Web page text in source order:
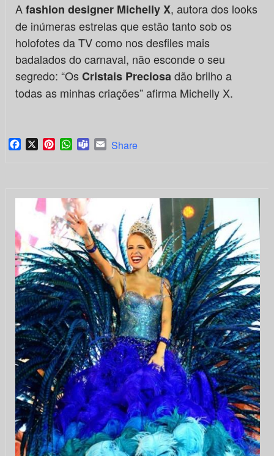
Afashion designer Michelly X, autora dos looks
de inúmeras estrelas que estão tanto sob os
holofotes da TV como nos desfiles mais
badalados do carnaval, não esconde o seu
segredo: “OsCristais Preciosadão brilho a
todas as minhas criações” afirma Michelly X.
Facebook
X PinterestWhatsApp
TeamsEmail
Share